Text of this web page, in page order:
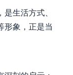
生活方式、
形象，正是当